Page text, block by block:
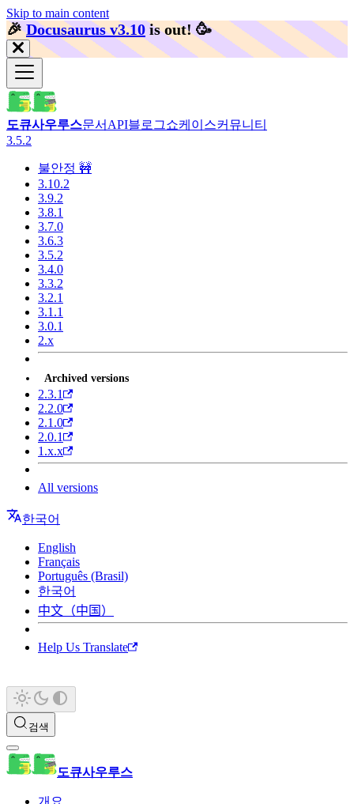
Skip to main content
🎉️Docusaurus v3.10 is out! 🥳️
도큐사우루스문서 API블로그쇼케이스커뮤니티
3.5.2
불안정 🚧
3.10.2
3.9.2
3.8.1
3.7.0
3.6.3
3.5.2
3.4.0
3.3.2
3.2.1
3.1.1
3.0.1
2.x
Archived versions
2.3.1
2.2.0
2.1.0
2.0.1
1.x.x
All versions
한국어
English
Français
Português (Brasil)
한국어
中文（中国）
Help Us Translate
검색
도큐사우루스